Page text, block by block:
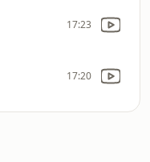
17:23
17:20